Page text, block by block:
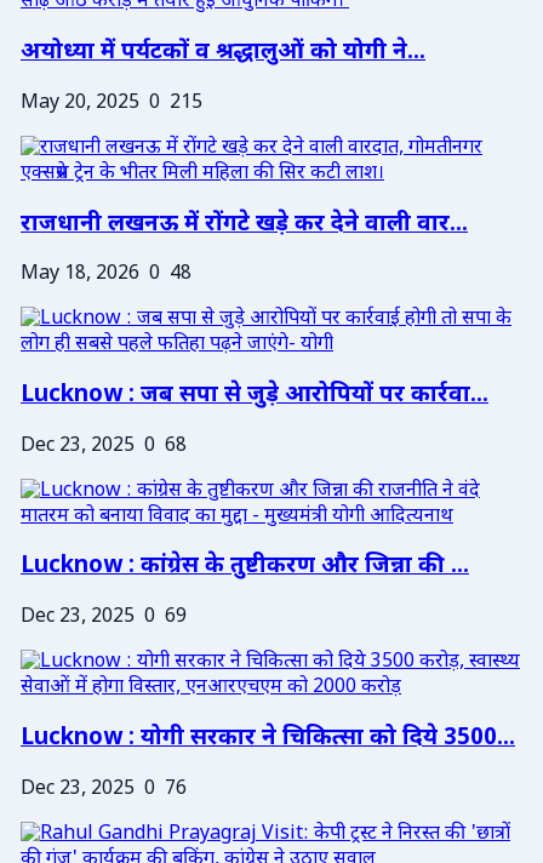
अयोध्या में पर्यटकों व श्रद्धालुओं को योगी ने...
May 20, 2025 0 215
राजधानी लखनऊ में रोंगटे खड़े कर देने वाली वार...
May 18, 2026 0 48
Lucknow : जब सपा से जुड़े आरोपियों पर कार्रवा...
Dec 23, 2025 0 68
Lucknow : कांग्रेस के तुष्टीकरण और जिन्ना की ...
Dec 23, 2025 0 69
Lucknow : योगी सरकार ने चिकित्सा को दिये 3500...
Dec 23, 2025 0 76